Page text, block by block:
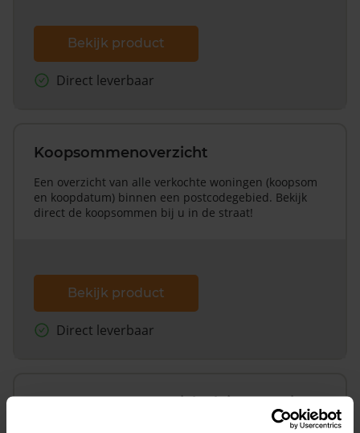
Bekijk product
Direct leverbaar
Koopsommenoverzicht
Een overzicht van alle verkochte woningen (koopsom
en koopdatum) binnen een postcodegebied. Bekijk
direct de koopsommen bij u in de straat!
Bekijk product
Direct leverbaar
Koopsommenoverzicht (1 jaar gratis